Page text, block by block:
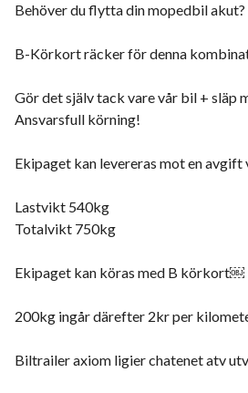
Behöver du flytta din mopedbil akut?
B-Körkort räcker för denna
Gör det själv tack vare vår bil + släp
Ansvarsfull körning!
Ekipaget kan levereras mot en avgift
Lastvikt 540kg
Totalvikt 750kg
Ekipaget kan köras med B körkort￼
200kg ingår därefter 2kr per
Biltrailer axiom ligier chatenet atv utv